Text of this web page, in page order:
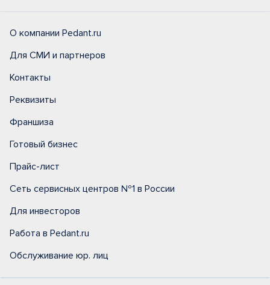
О компании Pedant.ru
Для СМИ и партнеров
Контакты
Реквизиты
Франшиза
Готовый бизнес
Прайс-лист
Сеть сервисных центров №1 в России
Для инвесторов
Работа в Pedant.ru
Обслуживание юр. лиц